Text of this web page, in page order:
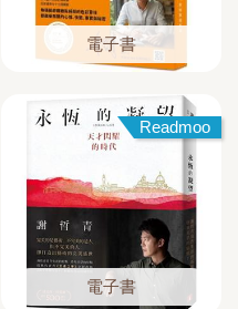
電子書
Readmoo
電子書